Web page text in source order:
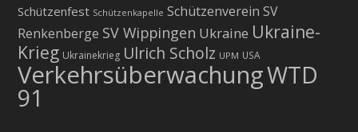
Schützenfest Schützenkapelle Schützenverein SV
Renkenberge SV Wippingen Ukraine Ukraine-
Krieg Ukrainekrieg Ulrich Scholz UPM USA
VerkehrsüberwachungWTD
91